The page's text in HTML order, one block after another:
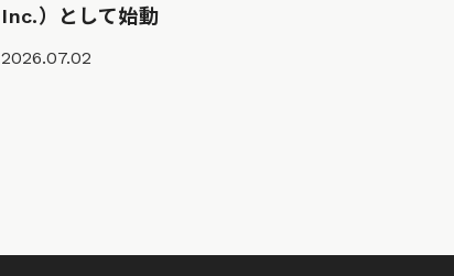
Inc.）として始動
2026.07.02